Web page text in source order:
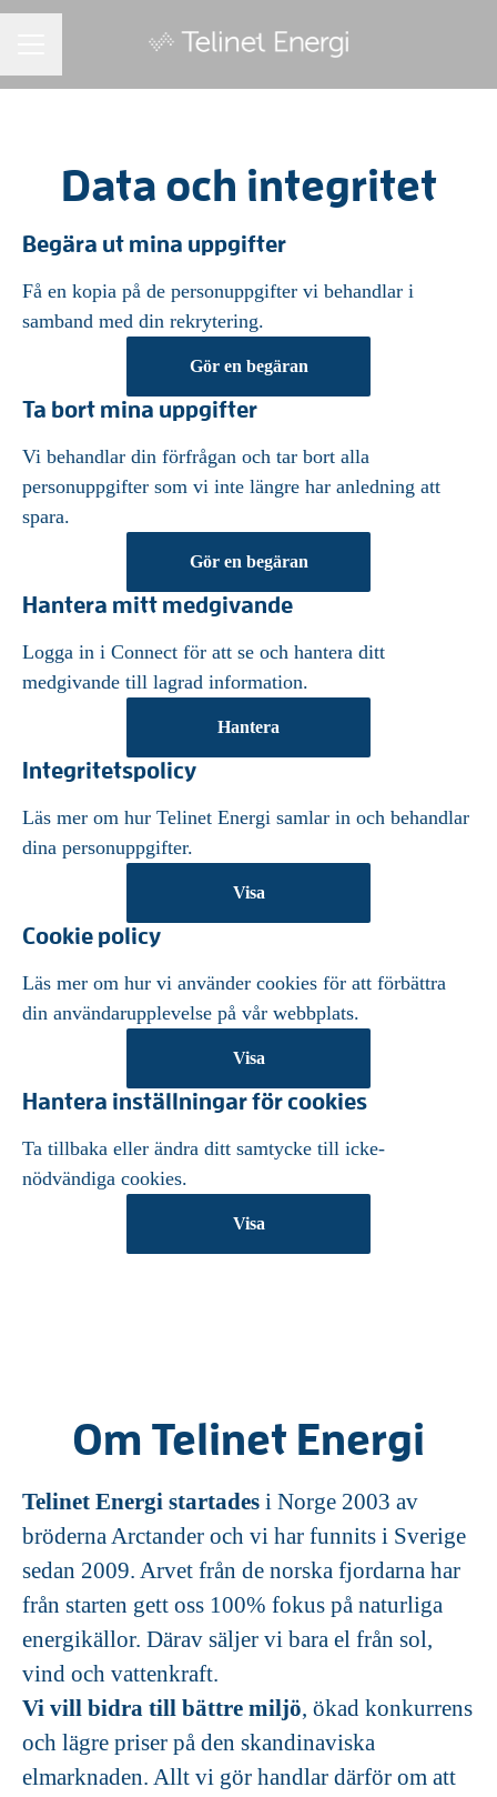
Data och integritet
Begära ut mina uppgifter
Få en kopia på de personuppgifter vi behandlar i
samband med din rekrytering.
Gör en begäran
Ta bort mina uppgifter
Vi behandlar din förfrågan och tar bort alla
personuppgifter som vi inte längre har anledning att
spara.
Gör en begäran
Hantera mitt medgivande
Logga in i Connect för att se och hantera ditt
medgivande till lagrad information.
Hantera
Integritetspolicy
Läs mer om hur Telinet Energi samlar in och behandlar
dina personuppgifter.
Visa
Cookie policy
Läs mer om hur vi använder cookies för att förbättra
din användarupplevelse på vår webbplats.
Visa
Hantera inställningar för cookies
Ta tillbaka eller ändra ditt samtycke till icke-
nödvändiga cookies.
Visa
Om Telinet Energi
Telinet Energi startades i Norge 2003 av
bröderna Arctander och vi har funnits i Sverige
sedan 2009. Arvet från de norska fjordarna har
från starten gett oss 100% fokus på naturliga
energikällor. Därav säljer vi bara el från sol,
vind och vattenkraft.
Vi vill bidra till bättre miljö, ökad konkurrens
och lägre priser på den skandinaviska
elmarknaden. Allt vi gör handlar därför om att